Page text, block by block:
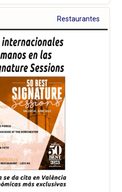
Restaurantes